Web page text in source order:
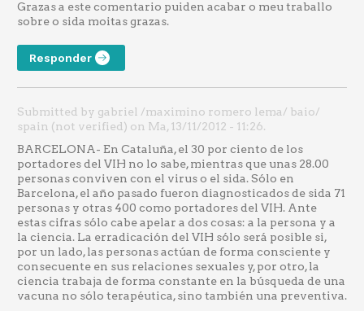
Grazas a este comentario puiden acabar o meu traballo
sobre o sida moitas grazas.
Responder
Submitted by gabriel /maximino romero lema/ baio/
spain (not verified) on Ma, 13/11/2012 - 11:26.
BARCELONA- En Cataluña, el 30 por ciento de los
portadores del VIH no lo sabe, mientras que unas 28.00
personas conviven con el virus o el sida. Sólo en
Barcelona, el año pasado fueron diagnosticados de sida 71
personas y otras 400 como portadores del VIH. Ante
estas cifras sólo cabe apelar a dos cosas: a la persona y a
la ciencia. La erradicación del VIH sólo será posible si,
por un lado, las personas actúan de forma consciente y
consecuente en sus relaciones sexuales y, por otro, la
ciencia trabaja de forma constante en la búsqueda de una
vacuna no sólo terapéutica, sino también una preventiva.